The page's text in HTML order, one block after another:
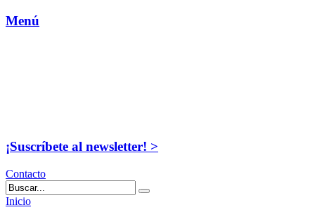
Menú
¡Suscríbete al newsletter! >
Contacto
Inicio